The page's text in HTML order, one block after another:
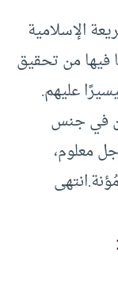
الإسلامية
فيها من تحقيق
عليهم.
في جنس
معلوم،